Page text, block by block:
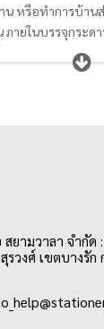
น หรือทำการบ้าน
ภายในบรรจุกระด
กระดาษ True
มีทั้งแบบ 50 แกร
ดฉีกเส้นมาตรฐา
ารถซื้อใช้ได้เรื่อยๆ
ลายเส้นมาตรฐาน
น, 40 แผ่น, 50 แผ่
NED สามารถฉี
ยามวาลา จำกัด :
วงศ์ เขตบางรัก